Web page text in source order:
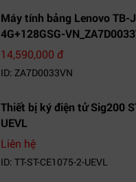
Máy tính bảng Lenovo TB-
4G+128GSG-
14,590,000 đ
ID: ZA7D0033VN
Thiết bị ký điện tử Sig200
UEVL
Liên hệ
ID: TT-ST-CE1075-2-UEVL